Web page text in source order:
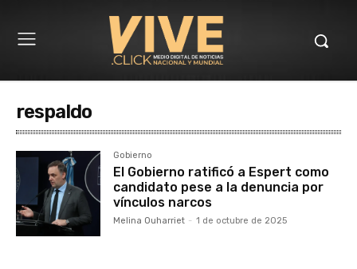
respaldo
Gobierno
El Gobierno ratificó a Espert como
candidato pese a la denuncia por
vínculos narcos
Melina Ouharriet - 1 de octubre de 2025